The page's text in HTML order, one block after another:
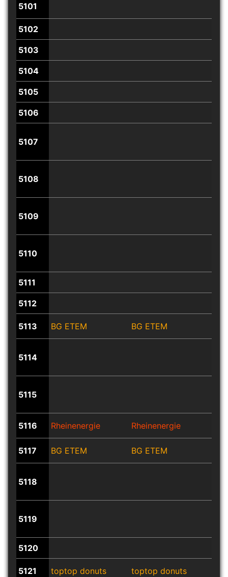
5101
5102
5103
5104
5105
5106
5107
5108
5109
5110
5111
5112
5113 BG ETEM BG ETEM
5114
5115
5116 Rheinenergie Rheinenergie
5117 BG ETEM BG ETEM
5118
5119
5120
5121 toptop donuts toptop donuts